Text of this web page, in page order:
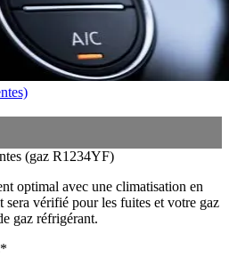
(gaz R1234YF)
optimal avec une climatisation en
vérifié pour les fuites et votre gaz
gaz réfrigérant.